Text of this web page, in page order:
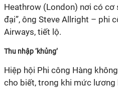
Heathrow (London) nơi có cơ
đại”, ông Steve Allright – phi
Airways, tiết lộ.
Thu nhập ‘khủng’
Hiệp hội Phi công Hàng
cho biết, trong khi mức